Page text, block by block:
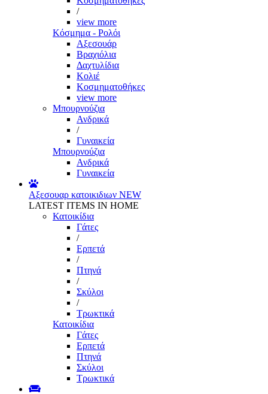
/
view more
Κόσμημα - Ρολόι
Αξεσουάρ
Βραχιόλια
Δαχτυλίδια
Κολιέ
Κοσμηματοθήκες
view more
Μπουρνούζια
Ανδρικά
/
Γυναικεία
Μπουρνούζια
Ανδρικά
Γυναικεία
Αξεσουαρ κατοικιδιων NEW
LATEST ITEMS IN HOME
Κατοικίδια
Γάτες
/
Ερπετά
/
Πτηνά
/
Σκύλοι
/
Τρωκτικά
Κατοικίδια
Γάτες
Ερπετά
Πτηνά
Σκύλοι
Τρωκτικά